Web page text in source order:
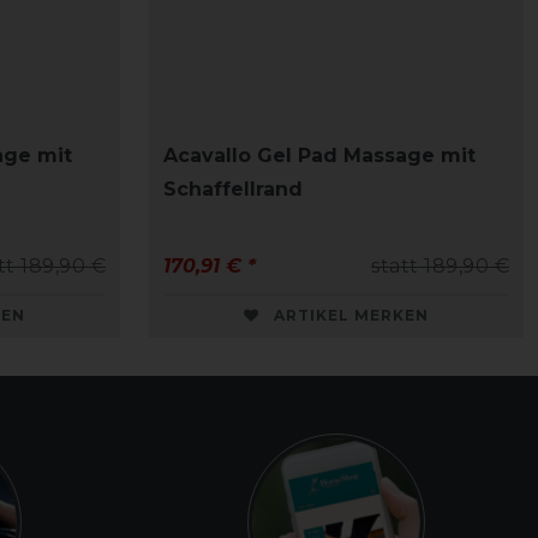
mit
189,90 €
Acavallo Gel Pad Massage mit
Schaffellrand
statt 189,90 €
170,91 € *
ARTIKEL MERKEN